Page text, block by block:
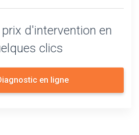
d'intervention en
clics
en ligne